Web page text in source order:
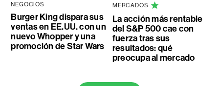
NEGOCIOS
Burger King dispara sus
ventas en EE.UU. con un
nuevo Whopper y una
promoción de Star Wars
MERCADOS
La acción más rentable
del S&P 500 cae con
fuerza tras sus
resultados: qué
preocupa al mercado